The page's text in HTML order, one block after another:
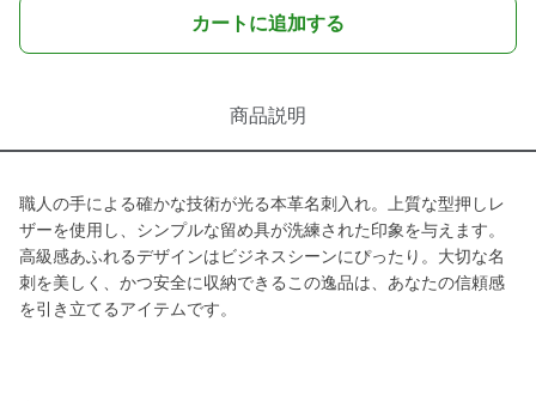
カートに追加する
商品説明
職人の手による確かな技術が光る本革名刺入れ。上質な型押しレ
ザーを使用し、シンプルな留め具が洗練された印象を与えます。
高級感あふれるデザインはビジネスシーンにぴったり。大切な名
刺を美しく、かつ安全に収納できるこの逸品は、あなたの信頼感
を引き立てるアイテムです。